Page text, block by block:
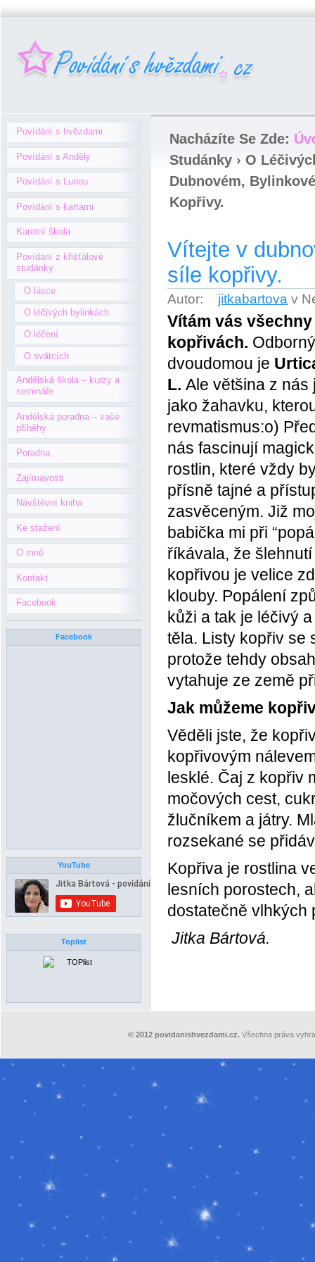
Nacházíte Se Zde:
Studánky › O
Dubnovém,
Kopřivy.
Vítejte v
síle kopřivy.
Autor: jitkabartova v
Vítám vás
kopřivách.
dvoudomou je
L. Ale většina z nás
jako žahavku,
revmatismus:o)
nás fascinují
rostlin, které vždy
přísně tajné a
zasvěceným. Již
babička mi při
říkávala, že šlehnutí
kopřivou je velice
klouby. Popálení
kůži a tak je léčivý
těla. Listy kopřiv se
protože tehdy
vytahuje ze země
Jak můžeme
Věděli jste, že
kopřivovým
lesklé. Čaj z kopřiv
močových cest,
žlučníkem a játry.
rozsekané se
Kopřiva je rostlina
lesních porostech,
dostatečně vlhkých
Jitka Bártová.
Povídání s hvězdami
Povídání s Anděly
Povídání s Lunou
Povídání s kartami
Karetní škola
Povídání z křišťálové
studánky
O lásce
O léčivých bylinkách
O léčení
O svátcích
Andělská škola – kurzy a
semináře
Andělská poradna – vaše
příběhy
Poradna
Zajímavosti
Návštěvní kniha
Ke stažení
O mně
Kontakt
Facebook
Facebook
YouTube
Toplist
© 2012povidanishvezdami.cz. Všechna práva